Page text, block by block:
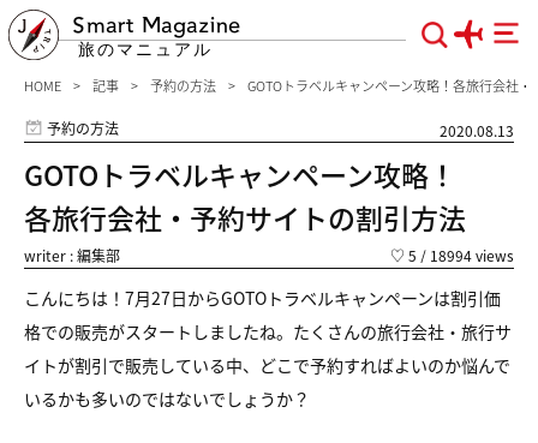
Smart Magazine
旅のマニュアル
HOME 記事 予約の方法 GOTOトラベルキャンペーン攻略！各旅行会社
予約の方法 2020.08.13
GOTOトラベルキャンペーン攻略！
各旅行会社・予約サイトの割引方法
writer : 編集部 ♡ 5 / 18994 views
こんにちは！7月27日からGOTOトラベルキャンペーンは割引価
格での販売がスタートしましたね。たくさんの旅行会社・旅行サ
イトが割引で販売している中、どこで予約すればよいのか悩んで
いるかも多いのではないでしょうか？